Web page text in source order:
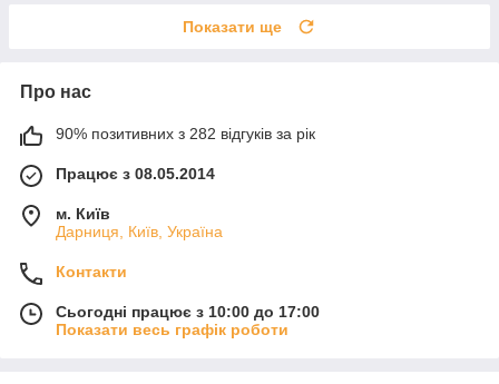
Показати ще
Про нас
90% позитивних з 282 відгуків за рік
Працює з 08.05.2014
м. Київ
Дарниця, Київ, Україна
Контакти
Сьогодні працює з 10:00 до 17:00
Показати весь графік роботи